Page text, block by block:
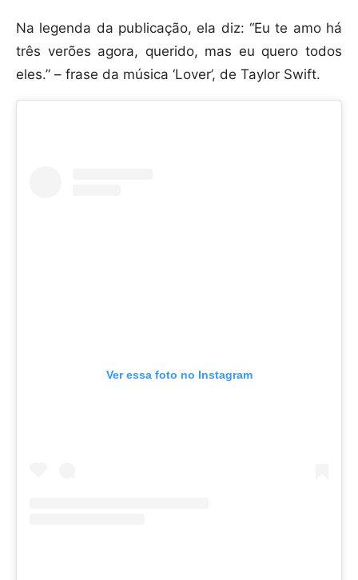
Na legenda da publicação, ela diz: “Eu te amo há
três verões agora, querido, mas eu quero todos
eles.” – frase da música ‘Lover’, de Taylor Swift.
Ver essa foto no Instagram